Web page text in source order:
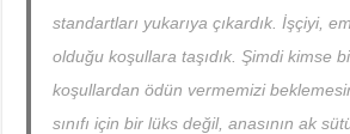
standartları yukarıya çıkardık. İşçiyi,
olduğu koşullara taşıdık. Şimdi kimse
koşullardan ödün vermemizi
sınıfı için bir lüks değil, anasının ak